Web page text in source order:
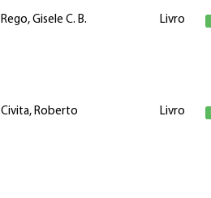
Rego, Gisele C. B. Livro
Civita, Roberto Livro